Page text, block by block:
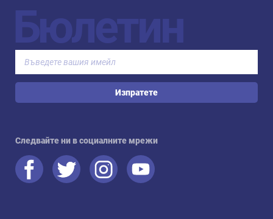
Бюлетин
Изпратете
Следвайте ни в социалните мрежи